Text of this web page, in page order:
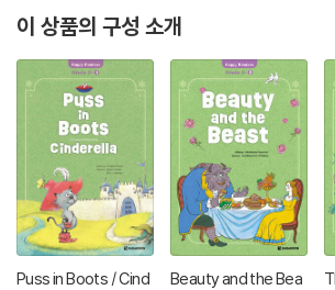
이 상품의 구성 소개
Puss in Boots / Cind
Beauty and the Bea